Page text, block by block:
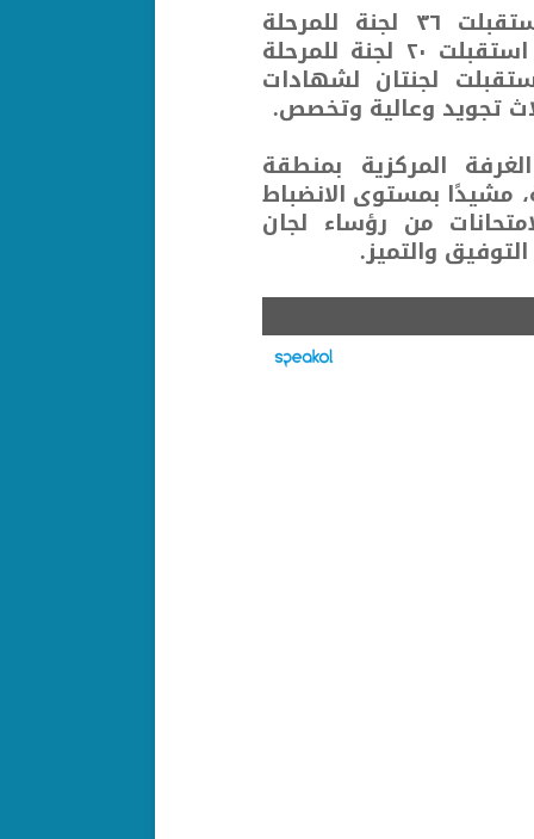
ووفقًا للبيانات الإحصائية للمنطقة، فقد استقبلت ٣٦ لجنة للمرحلة
الابتدائية إجمالي 6688 تلميذًا وتلميذة، بينما استقبلت ٢٠ لجنة للمرحلة
كما استقبلت لجنتان لشهادات
المركزية بمنطقة
مشيدًا بمستوى الانضباط
من رؤساء لجان
والتميز.